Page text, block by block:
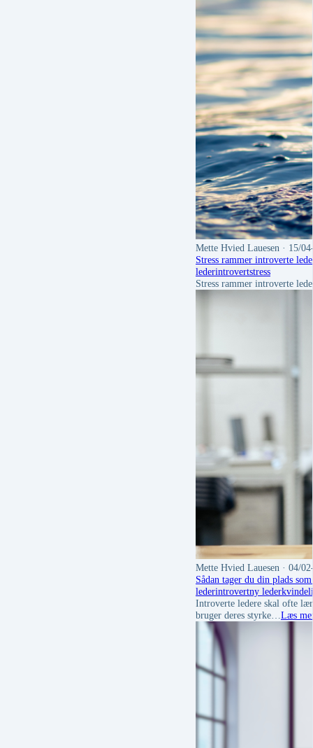
Mette Hvied Lauesen · 15/
Stress rammer introverte
lederintrovertstress
Stress rammer introverte
Mette Hvied Lauesen · 04/
Sådan tager du din plads
lederintrovertny leder
Introverte ledere skal ofte
bruger deres styrke… Læs